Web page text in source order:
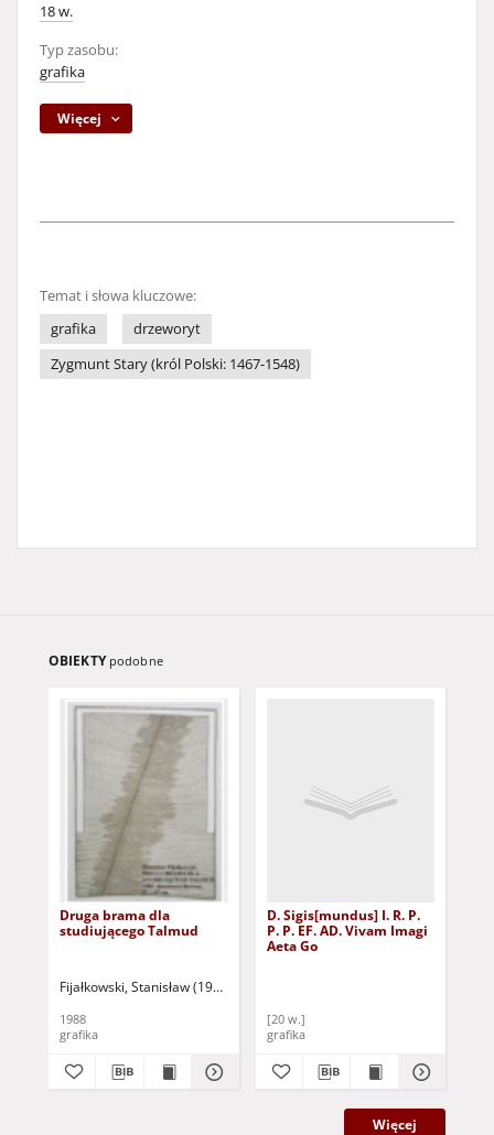
18 w.
Typ zasobu:
grafika
Więcej
Temat i słowa kluczowe:
grafika
drzeworyt
Zygmunt Stary (król Polski: 1467-1548)
OBIEKTY podobne
Druga brama dla
studiującego Talmud
Fijałkowski, Stanisław (1922-2020)
1988
grafika
D. Sigis[mundus] I. R. P.
P. P. EF. AD. Vivam Imagi
Aeta Go
[20 w.]
grafika
Więcej